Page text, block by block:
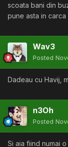
scoata bani din
pune asta in
Wav3
Posted
Dadeau cu Havij,
n3Oh
Posted
Si aia fiind numai